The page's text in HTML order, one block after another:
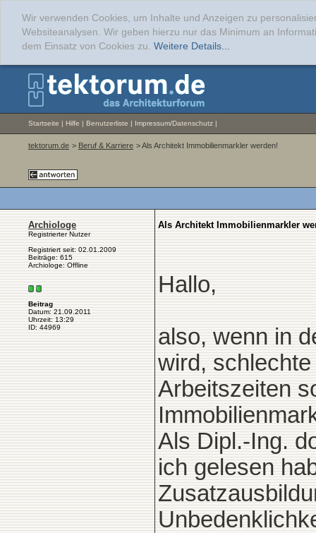
Wir verwenden Cookies, um Inhalte und Anzeigen zu
Websiteanalysen. Wir geben hierzu nur das Minimum an
dem Einsatz von Cookies zu. Weitere Details...
Startseite | Hilfe | Benutzerliste | Impressum/Datenschutz |
tektorum.de > Beruf & Karriere > Als Architekt Immobilienmarkler werden!
Archiologe
Registrierter Nutzer
Registriert seit: 02.01.2009
Beiträge: 615
Archiologe: Offline
Beitrag
Datum: 21.09.2011
Uhrzeit: 13:29
ID: 44969
Als Architekt Immobilienmarkler
Hallo,
also, wenn in
wird,
Arbeitszeiten
Als Dipl.-Ing.
ich gelesen